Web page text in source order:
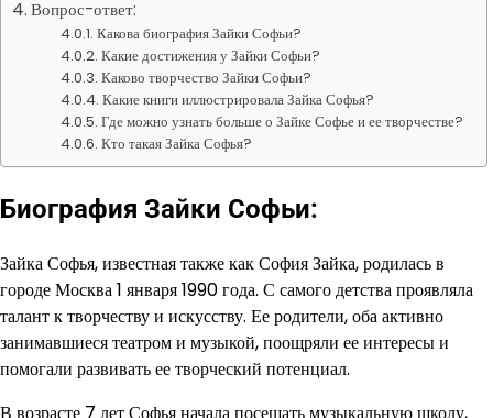
Вопрос-ответ:
Какова биография Зайки Софьи?
Какие достижения у Зайки Софьи?
Каково творчество Зайки Софьи?
Какие книги иллюстрировала Зайка Софья?
Где можно узнать больше о Зайке Софье и ее творчестве?
Кто такая Зайка Софья?
Биография Зайки Софьи:
Зайка Софья, известная также как София Зайка, родилась в
городе Москва 1 января 1990 года. С самого детства проявляла
талант к творчеству и искусству. Ее родители, оба активно
занимавшиеся театром и музыкой, поощряли ее интересы и
помогали развивать ее творческий потенциал.
В возрасте 7 лет Софья начала посещать музыкальную школу,